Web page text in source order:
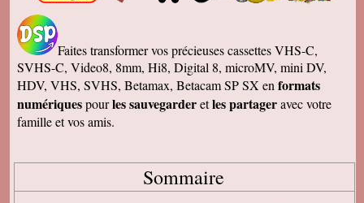
Faites transformer vos précieuses cassettes VHS-C,
SVHS-C, Video8, 8mm, Hi8, Digital 8, microMV, mini DV,
HDV, VHS, SVHS, Betamax, Betacam SP SX en formats
numériquespourles sauvegarderetles partageravec votre
famille et vos amis.
Sommaire